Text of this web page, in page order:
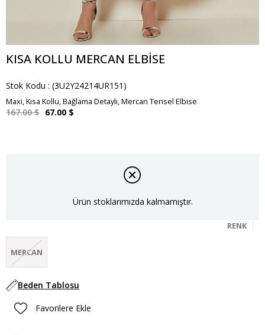
KISA KOLLU MERCAN ELBISE
Stok Kodu (3U2Y24214UR151)
Maxi, Kısa Kollu, Bağlama Detaylı, Mercan Tensel Elbise
167.00 $ 67.00 $
Ürün stoklarımızda kalmamıştır.
RENK
MERCAN
Beden Tablosu
Favorilere Ekle